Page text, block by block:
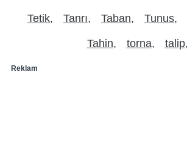
Tetik Tanrı Taban Tunus
Tahin torna talip
Reklam